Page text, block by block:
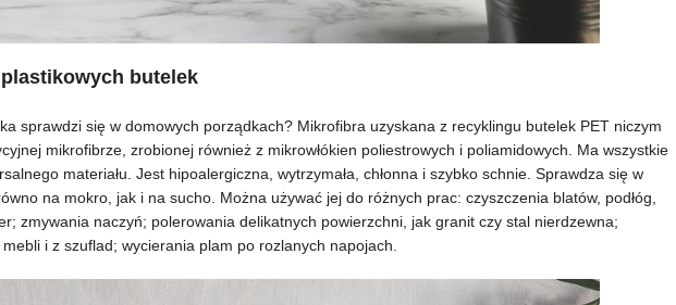
butelek
sprawdzi się w domowych porządkach? Mikrofibra uzyskana z recyklingu butelek PET niczym
mikrofibrze, zrobionej również z mikrowłókien poliestrowych i poliamidowych. Ma wszystkie
materiału. Jest hipoalergiczna, wytrzymała, chłonna i szybko schnie. Sprawdza się w
na mokro, jak i na sucho. Można używać jej do różnych prac: czyszczenia blatów, podłóg,
zmywania naczyń; polerowania delikatnych powierzchni, jak granit czy stal nierdzewna;
i z szuflad; wycierania plam po rozlanych napojach.